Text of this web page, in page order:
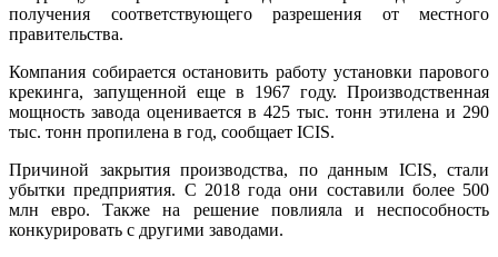
получения соответствующего разрешения от местного
правительства.
Компания собирается остановить работу установки парового
крекинга, запущенной еще в 1967 году. Производственная
мощность завода оценивается в 425 тыс. тонн этилена и 290
тыс. тонн пропилена в год, сообщает ICIS.
Причиной закрытия производства, по данным ICIS, стали
убытки предприятия. С 2018 года они составили более 500
млн евро. Также на решение повлияла и неспособность
конкурировать с другими заводами.